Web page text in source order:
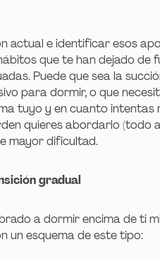
actual e identificar esos
que te han dejado de
Puede que sea la
para dormir, o que
tuyo y en cuanto
quieres abordarlo (todo
mayor dificultad.
gradual
a dormir encima de ti
un esquema de este tipo: